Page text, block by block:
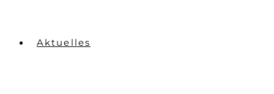
Aktuelles